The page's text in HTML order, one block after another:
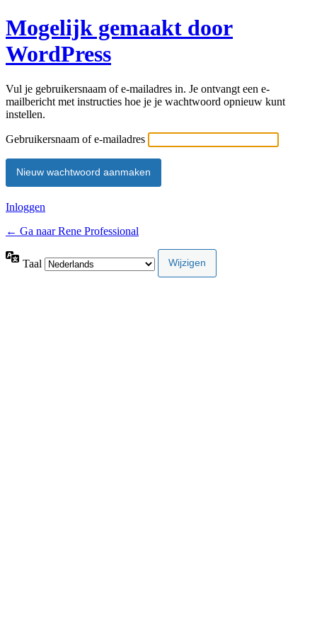
Mogelijk gemaakt door
WordPress
Vul je gebruikersnaam of e-mailadres in. Je ontvangt een e-
mailbericht met instructies hoe je je wachtwoord opnieuw kunt
instellen.
Gebruikersnaam of e-mailadres
Inloggen
← Ga naar Rene Professional
Taal